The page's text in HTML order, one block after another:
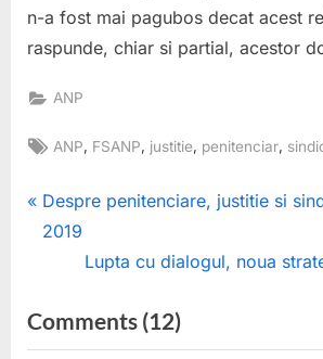
n-a fost mai pagubos decat acest
raspunde, chiar si partial, acestor
ANP
Tags:
ANP FSANP justitie penitenciar
Post
navigation
P
r
i
o
Despre penitenciare, justitie si
2019
N
x
t
Lupta cu dialogul, noua
Comments (12)on
“ANP,